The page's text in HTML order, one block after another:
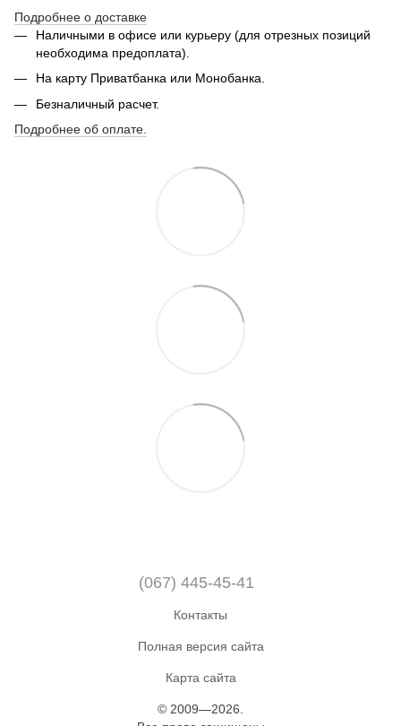
Подробнее о доставке
Наличными в офисе или курьеру (для отрезных позиций
необходима предоплата).
На карту Приватбанка или Монобанка.
Безналичный расчет.
Подробнее об оплате.
(067) 445-45-41
Контакты
Полная версия сайта
Карта сайта
© 2009—2026.